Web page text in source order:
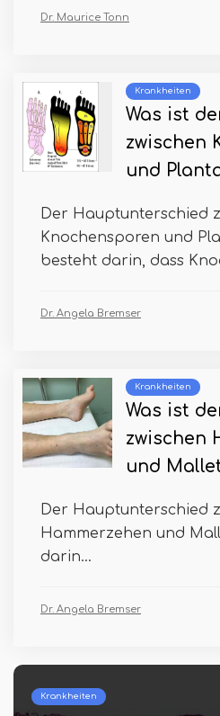
Dr. Maurice Tonn
Krankheiten
Was ist
zwischen
und
Der Hauptunterschied
Knochensporen und
besteht darin, dass
Dr. Angela Bremser
Krankheiten
Was ist
zwischen
und
Der Hauptunterschied
Hammerzehen und
darin...
Dr. Angela Bremser
Krankheiten